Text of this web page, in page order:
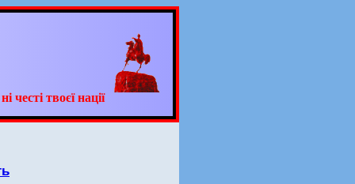
твоєї нації